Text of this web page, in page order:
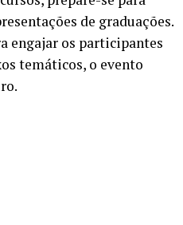
de graduações.
engajar os participantes
temáticos, o evento